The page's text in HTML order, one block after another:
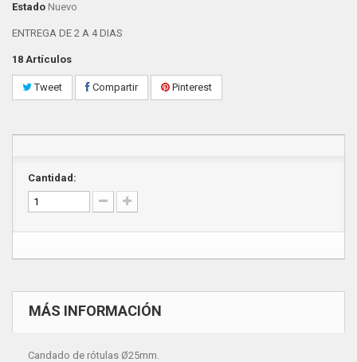
Estado Nuevo
ENTREGA DE 2 A 4 DIAS
18 Artículos
Tweet Compartir Pinterest
Cantidad:
MÁS INFORMACIÓN
Candado de rótulas Ø25mm.